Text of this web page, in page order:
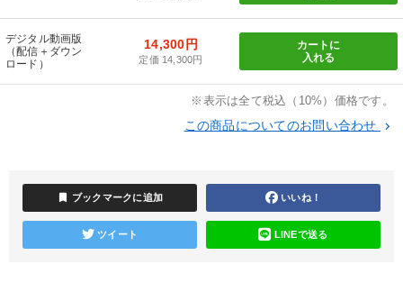
経済・景気・相場予測
2026年夏季全国経営者セミナー収録講演ＣＤ・講演ＤＶＤ・デジ
タル版（音声／動画ストリーミング・ダウンロード）
タル版（音声／動画ストリーミング・ダウンロード）
【3月】音声・映像 売上直結の営業力や販売力を獲得する
デジタル動画版
（配信＋ダウン
ロード）
14,300円
定価 14,300円
カートに
入れる
※表示は全て税込（10%）価格です。
この商品についてのお問い合わせ keyboard_arrow_right
bookmark ブックマークに追加 いいね！
ツイート LINEで送る